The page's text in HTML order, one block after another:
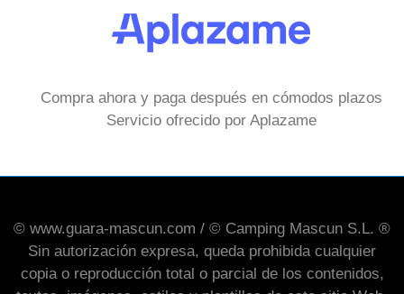
Compra ahora y paga después en cómodos plazos
Servicio ofrecido por Aplazame
© www.guara-mascun.com / © Camping Mascun S.L. ®
Sin autorización expresa, queda prohibida cualquier
copia o reproducción total o parcial de los contenidos,